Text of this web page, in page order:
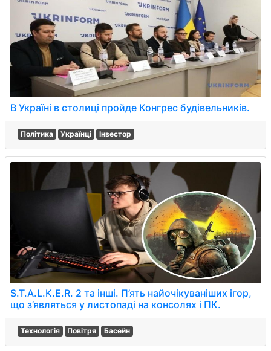
В Україні в столиці пройде Конгрес будівельників.
Політика Українці Інвестор
S.T.A.L.K.E.R. 2 та інші. П’ять найочікуваніших ігор,
що з’являться у листопаді на консолях і ПК.
Технологія Повітря Басейн